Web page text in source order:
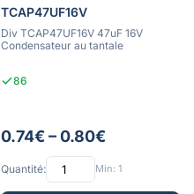
TCAP47UF16V
Div TCAP47UF16V 47uF 16V
Condensateur au tantale
86
0.74€ – 0.80€
Quantité: Min: 1